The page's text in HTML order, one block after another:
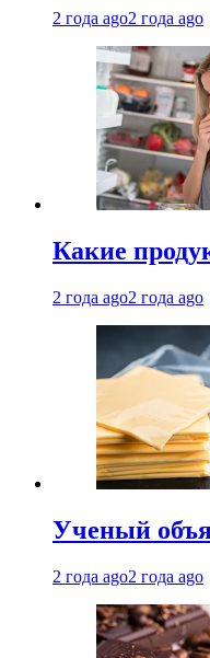
2 года ago2 года ago
Какие
2 года ago2 года ago
Ученый
2 года ago2 года ago